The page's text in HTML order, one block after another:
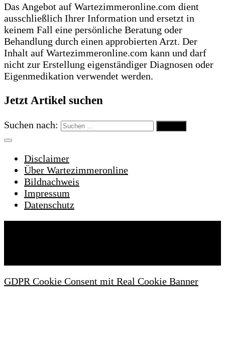
Das Angebot auf Wartezimmeronline.com dient
ausschließlich Ihrer Information und ersetzt in
keinem Fall eine persönliche Beratung oder
Behandlung durch einen approbierten Arzt. Der
Inhalt auf Wartezimmeronline.com kann und darf
nicht zur Erstellung eigenständiger Diagnosen oder
Eigenmedikation verwendet werden.
Jetzt Artikel suchen
Suchen nach:
Disclaimer
Über Wartezimmeronline
Bildnachweis
Impressum
Datenschutz
GDPR Cookie Consent mit Real Cookie Banner